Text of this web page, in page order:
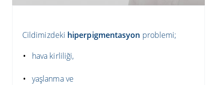
Cildimizdeki hiperpigmentasyon problemi;
hava kirliliği,
yaşlanma ve